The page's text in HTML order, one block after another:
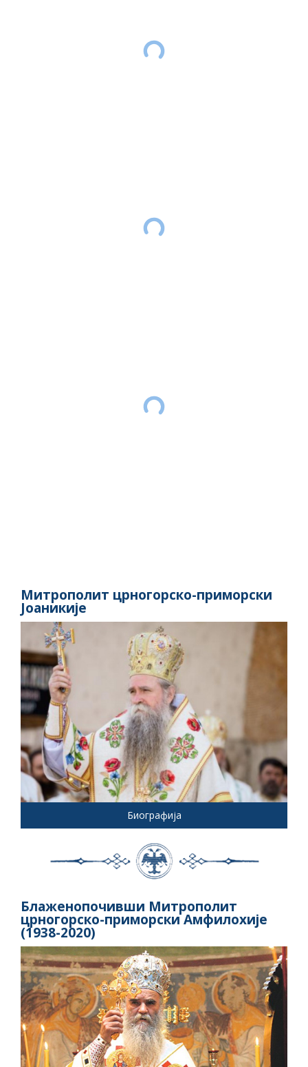
Митрополит црногорско-приморски
Јоаникије
Биографија
Блаженопочивши Митрополит
црногорско-приморски Амфилохије
(1938-2020)